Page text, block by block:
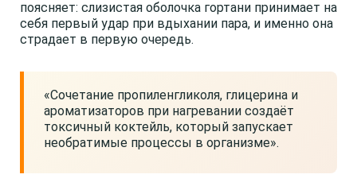
поясняет: слизистая оболочка гортани принимает на
себя первый удар при вдыхании пара, и именно она
страдает в первую очередь.
«Сочетание пропиленгликоля, глицерина и
ароматизаторов при нагревании создаёт
токсичный коктейль, который запускает
необратимые процессы в организме».